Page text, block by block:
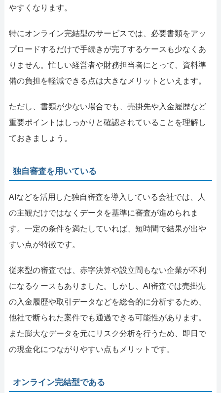
やすくなります。
特にオンライン完結型のサービスでは、必要書類をアッ
プロードするだけで手続きが完了するケースも少なくあ
りません。忙しい経営者や財務担当者にとって、資料準
備の負担を軽減できる点は大きなメリットといえます。
ただし、書類が少ない場合でも、売掛先や入金履歴など
重要ポイントはしっかりと確認されていることを理解し
ておきましょう。
独自審査を用いている
AIなどを活用した独自審査を導入している会社では、人
の主観だけではなくデータを基準に審査が進められま
す。一定の条件を満たしていれば、短時間で結果が出や
すい点が特徴です。
従来型の審査では、赤字決算や設立間もない企業が不利
になるケースもありました。しかし、AI審査では売掛先
の入金履歴や取引データなどを総合的に分析するため、
他社で断られた案件でも通過できる可能性があります。
また膨大なデータを元にリスク分析を行うため、即日で
の現金化につながりやすい点もメリットです。
オンライン完結型である